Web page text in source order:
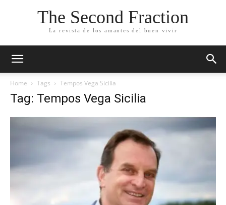
The Second Fraction
La revista de los amantes del buen vivir
Home Tags Tempos Vega Sicilia
Tag: Tempos Vega Sicilia